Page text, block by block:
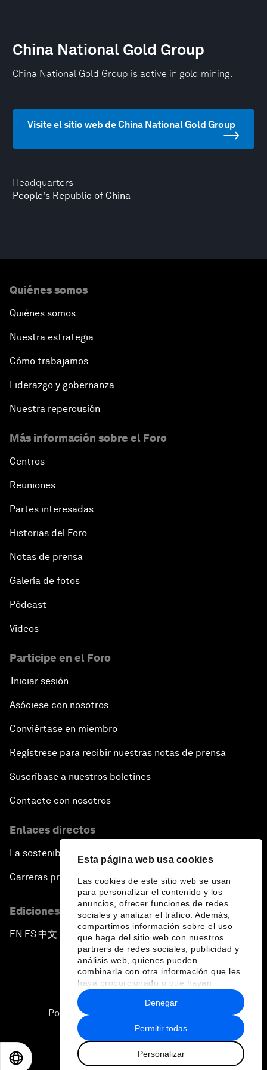
Esta página web usa cookies
Las cookies de este sitio web se usan
para personalizar el contenido y los
anuncios, ofrecer funciones de redes
sociales y analizar el tráfico. Además,
compartimos información sobre el uso
que haga del sitio web con nuestros
partners de redes sociales, publicidad y
análisis web, quienes pueden
combinarla con otra información que les
haya proporcionado o que hayan
recopilado a partir del uso que haya
hecho de sus servicios.
Permitir todas
Personalizar
Denegar
Headquarters
People's Republic of China
China National Gold Group
China National Gold Group is active in gold mining.
Visite el sitio web de China National Gold Group
Quiénes somos
Quiénes somos
Nuestra estrategia
Cómo trabajamos
Liderazgo y gobernanza
Nuestra repercusión
Más información sobre el Foro
Centros
Reuniones
Partes interesadas
Historias del Foro
Notas de prensa
Galería de fotos
Pódcast
Vídeos
Participe en el Foro
Iniciar sesión
Asóciese con nosotros
Conviértase en miembro
Regístrese para recibir nuestras notas de prensa
Suscríbase a nuestros boletines
Contacte con nosotros
Enlaces directos
La sostenibilidad en el Foro
Carreras profesionales
Ediciones en otros idiomas
EN ▪ES▪中文▪ 日本語
Política de privacidad y normas de uso
Sitemap
2026 Foro Económico Mundial